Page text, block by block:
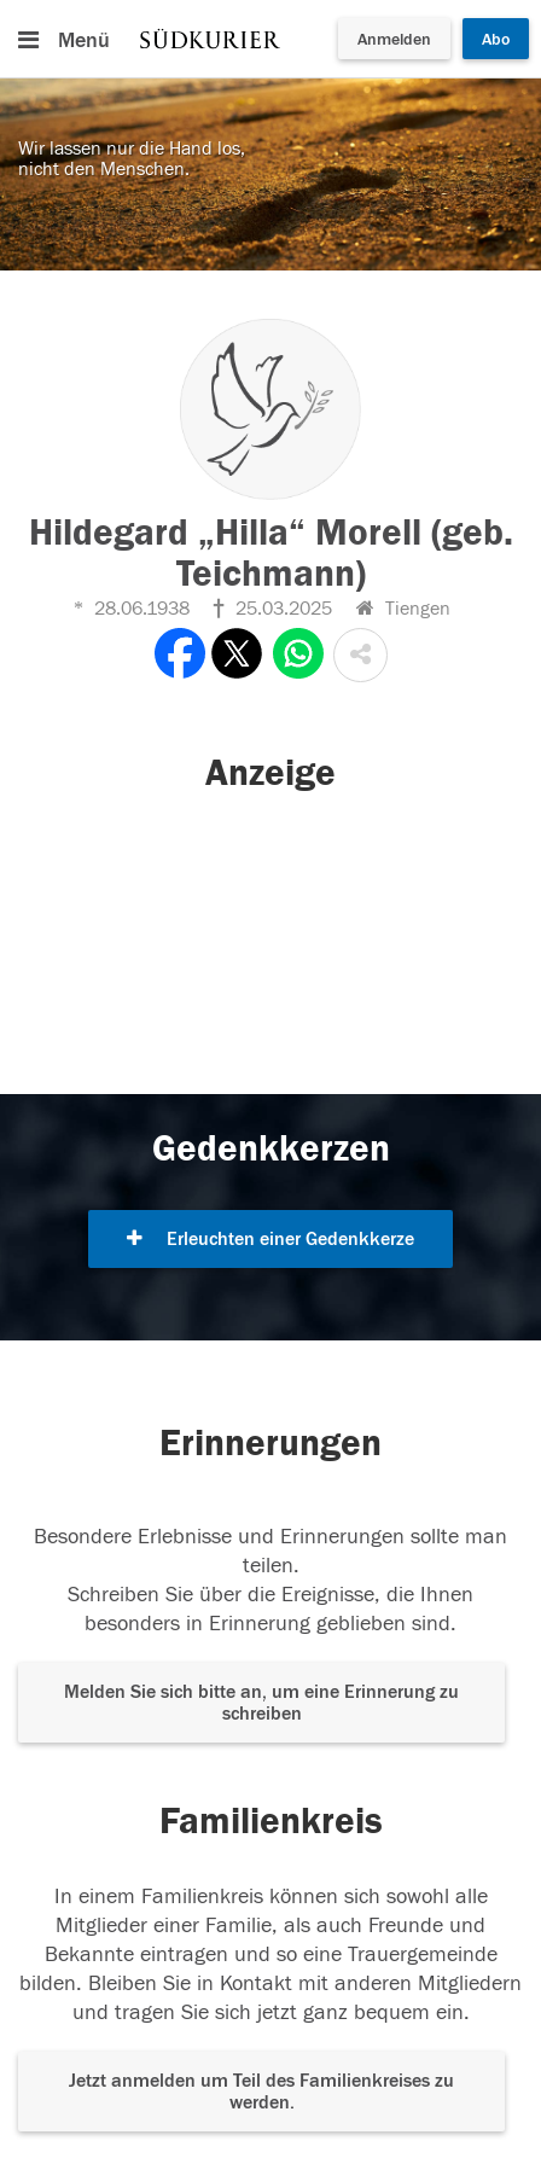
Menü Anmelden Abo
Wir lassen nur die Hand los,
nicht den Menschen.
Hildegard „Hilla“ Morell (geb.
Teichmann)
28.06.1938 25.03.2025 Tiengen
Anzeige
Gedenkkerzen
Erleuchten einer Gedenkkerze
Erinnerungen
Besondere Erlebnisse und Erinnerungen sollte man
teilen.
Schreiben Sie über die Ereignisse, die Ihnen
besonders in Erinnerung geblieben sind.
Melden Sie sich bitte an, um eine Erinnerung zu
schreiben
Familienkreis
In einem Familienkreis können sich sowohl alle
Mitglieder einer Familie, als auch Freunde und
Bekannte eintragen und so eine Trauergemeinde
bilden. Bleiben Sie in Kontakt mit anderen Mitgliedern
und tragen Sie sich jetzt ganz bequem ein.
Jetzt anmelden um Teil des Familienkreises zu
werden.